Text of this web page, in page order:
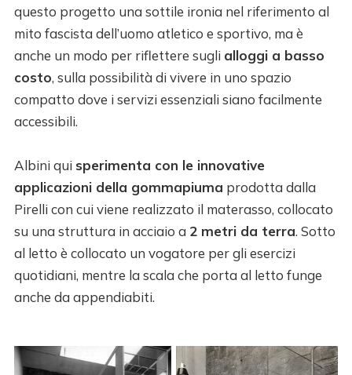
questo progetto una sottile ironia nel riferimento al
mito fascista dell’uomo atletico e sportivo, ma è
anche un modo per riflettere sugli alloggi a basso
costo, sulla possibilità di vivere in uno spazio
compatto dove i servizi essenziali siano facilmente
accessibili.
Albini qui sperimenta con le innovative
applicazioni della gommapiuma prodotta dalla
Pirelli con cui viene realizzato il materasso, collocato
su una struttura in acciaio a 2 metri da terra. Sotto
al letto è collocato un vogatore per gli esercizi
quotidiani, mentre la scala che porta al letto funge
anche da appendiabiti.